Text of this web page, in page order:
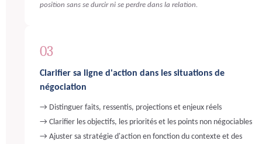
position sans se durcir ni se perdre dans la relation.
03
Clarifier sa ligne d'action dans les situations de
négociation
→ Distinguer faits, ressentis, projections et enjeux réels
→ Clarifier les objectifs, les priorités et les points non négociables
→ Ajuster sa stratégie d'action en fonction du contexte et des